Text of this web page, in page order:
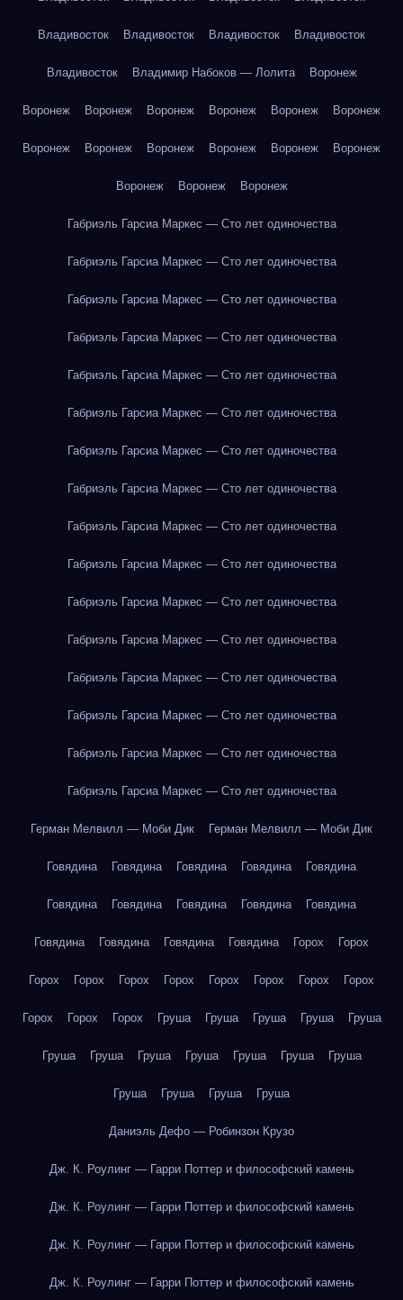
Владивосток Владивосток Владивосток Владивосток
Владивосток Владимир Набоков — Лолита Воронеж
Воронеж Воронеж Воронеж Воронеж Воронеж Воронеж
Воронеж Воронеж Воронеж Воронеж Воронеж Воронеж
Воронеж Воронеж Воронеж
Габриэль Гарсиа Маркес — Сто лет одиночества
Габриэль Гарсиа Маркес — Сто лет одиночества
Габриэль Гарсиа Маркес — Сто лет одиночества
Габриэль Гарсиа Маркес — Сто лет одиночества
Габриэль Гарсиа Маркес — Сто лет одиночества
Габриэль Гарсиа Маркес — Сто лет одиночества
Габриэль Гарсиа Маркес — Сто лет одиночества
Габриэль Гарсиа Маркес — Сто лет одиночества
Габриэль Гарсиа Маркес — Сто лет одиночества
Габриэль Гарсиа Маркес — Сто лет одиночества
Габриэль Гарсиа Маркес — Сто лет одиночества
Габриэль Гарсиа Маркес — Сто лет одиночества
Габриэль Гарсиа Маркес — Сто лет одиночества
Габриэль Гарсиа Маркес — Сто лет одиночества
Габриэль Гарсиа Маркес — Сто лет одиночества
Габриэль Гарсиа Маркес — Сто лет одиночества
Герман Мелвилл — Моби Дик Герман Мелвилл — Моби Дик
Говядина Говядина Говядина Говядина Говядина
Говядина Говядина Говядина Говядина Говядина
Говядина Говядина Говядина Говядина Горох Горох
Горох Горох Горох Горох Горох Горох Горох Горох
Горох Горох Горох Груша Груша Груша Груша Груша
Груша Груша Груша Груша Груша Груша Груша
Груша Груша Груша Груша
Даниэль Дефо — Робинзон Крузо
Дж. К. Роулинг — Гарри Поттер и философский камень
Дж. К. Роулинг — Гарри Поттер и философский камень
Дж. К. Роулинг — Гарри Поттер и философский камень
Дж. К. Роулинг — Гарри Поттер и философский камень